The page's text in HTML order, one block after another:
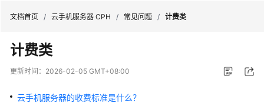
最
新
态
文档首页 / 云手机服务器 CPH / 常见问题 / 计费类
计费类
更新时间： 2026-02-05 GMT+08:00
云手机服务器的收费标准是什么？